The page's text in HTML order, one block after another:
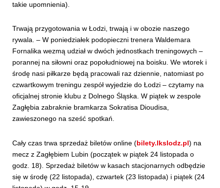
takie upomnienia).
Trwają przygotowania w Łodzi, trwają i w obozie naszego
rywala. – W poniedziałek podopieczni trenera Waldemara
Fornalika wezmą udział w dwóch jednostkach treningowych –
porannej na siłowni oraz popołudniowej na boisku. We wtorek i
środę nasi piłkarze będą pracowali raz dziennie, natomiast po
czwartkowym treningu zespół wyjedzie do Łodzi – czytamy na
oficjalnej stronie klubu z Dolnego Śląska. W piątek w zespole
Zagłębia zabraknie bramkarza Sokratisa Dioudisa,
zawieszonego na sześć spotkań.
Cały czas trwa sprzedaż biletów online (bilety.lkslodz.pl) na
mecz z Zagłębiem Lubin (początek w piątek 24 listopada o
godz. 18). Sprzedaż biletów w kasach stacjonarnych odbędzie
się w środę (22 listopada), czwartek (23 listopada) i piątek (24